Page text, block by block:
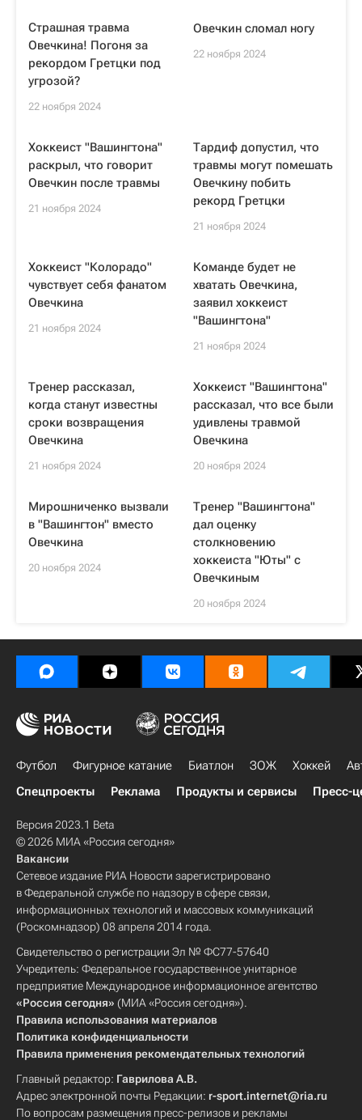
Страшная травма
Овечкина! Погоня за
рекордом Гретцки под
угрозой?
22 ноября 2024
Овечкин сломал ногу
22 ноября 2024
Хоккеист "Вашингтона"
раскрыл, что говорит
Овечкин после травмы
21 ноября 2024
Тардиф допустил, что
травмы могут помешать
Овечкину побить
рекорд Гретцки
21 ноября 2024
Хоккеист "Колорадо"
чувствует себя фанатом
Овечкина
21 ноября 2024
Команде будет не
хватать Овечкина,
заявил хоккеист
"Вашингтона"
21 ноября 2024
Тренер рассказал,
когда станут известны
сроки возвращения
Овечкина
21 ноября 2024
Хоккеист "Вашингтона"
рассказал, что все были
удивлены травмой
Овечкина
20 ноября 2024
Мирошниченко вызвали
в "Вашингтон" вместо
Овечкина
20 ноября 2024
Тренер "Вашингтона"
дал оценку
столкновению
хоккеиста "Юты" с
Овечкиным
20 ноября 2024
Футбол Фигурное катание Биатлон ЗОЖ Хоккей
Спецпроекты
Реклама Продукты и сервисы Пресс-
Версия 2023.1 Beta
© 2026 МИА «Россия сегодня»
Вакансии
Сетевое издание РИА Новости зарегистрировано
в Федеральной службе по надзору в сфере связи,
информационных технологий и массовых коммуникаций
(Роскомнадзор) 08 апреля 2014 года.
Свидетельство о регистрации Эл № ФС77-57640
Учредитель: Федеральное государственное унитарное
предприятие Международное информационное агентство
«Россия сегодня» (МИА «Россия сегодня»).
Правила использования материалов
Политика конфиденциальности
Правила применения рекомендательных технологий
Главный редактор: Гаврилова А.В.
Адрес электронной почты Редакции: r-sport.internet@ria.ru
По вопросам размещения пресс-релизов и рекламы